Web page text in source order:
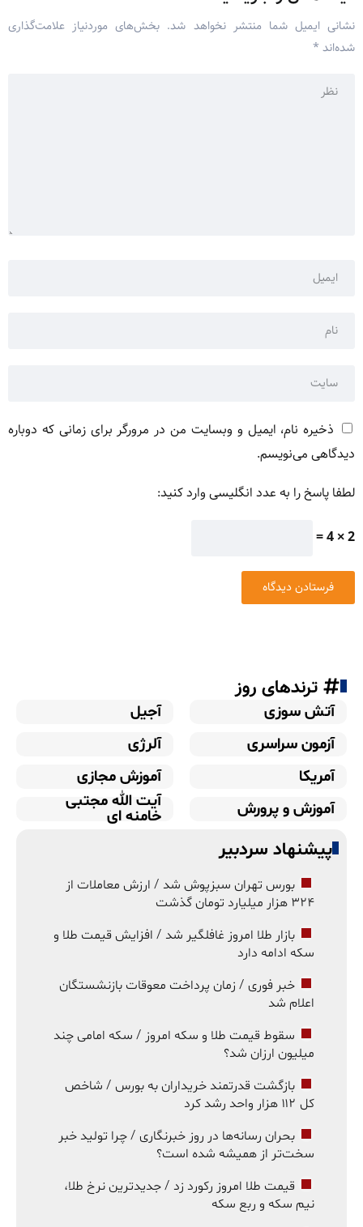
نشانی ایمیل شما منتشر نخواهد شد. بخش‌های موردنیاز علامت‌گذاری
شده‌اند *
ذخیره نام، ایمیل و وبسایت من در مرورگر برای زمانی که دوباره
دیدگاهی می‌نویسم.
لطفا پاسخ را به عدد انگلیسی وارد کنید:
2 × 4 =
ترندهای روز
آتش سوزی
آجیل
آزمون سراسری
آلرژی
آمریکا
آموزش مجازی
آموزش و پرورش
آیت الله مجتبی
خامنه ای
پیشنهاد سردبیر
بورس تهران سبزپوش شد / ارزش معاملات از
۳۲۴ هزار میلیارد تومان گذشت
بازار طلا امروز غافلگیر شد / افزایش قیمت طلا و
سکه ادامه دارد
خبر فوری / زمان پرداخت معوقات بازنشستگان
اعلام شد
سقوط قیمت طلا و سکه امروز / سکه امامی چند
میلیون ارزان شد؟
بازگشت قدرتمند خریداران به بورس / شاخص
کل ۱۱۲ هزار واحد رشد کرد
بحران رسانه‌ها در روز خبرنگاری / چرا تولید خبر
سخت‌تر از همیشه شده است؟
قیمت طلا امروز رکورد زد / جدیدترین نرخ طلا،
نیم سکه و ربع سکه